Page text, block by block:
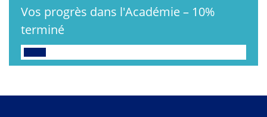
Vos progrès dans l'Académie– 10%
terminé